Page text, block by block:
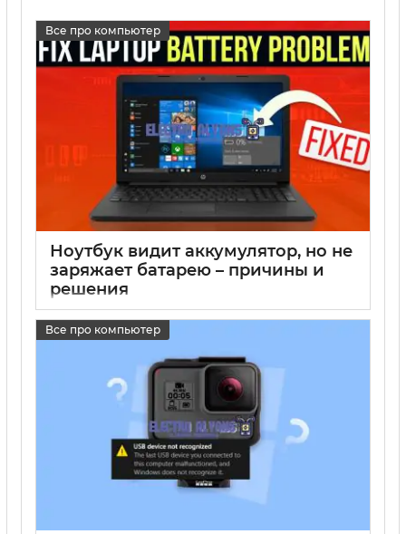
Все про компьютер
Ноутбук видит аккумулятор, но не
заряжает батарею – причины и
решения
Все про компьютер